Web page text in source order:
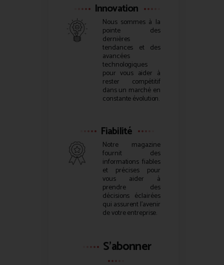
Innovation
Nous sommes à la
pointe des
dernières
tendances et des
avancées
technologiques
pour vous aider à
rester compétitif
dans un marché en
constante évolution.
Fiabilité
Notre magazine
fournit des
informations fiables
et précises pour
vous aider à
prendre des
décisions éclairées
qui assurent l’avenir
de votre entreprise.
S'abonner